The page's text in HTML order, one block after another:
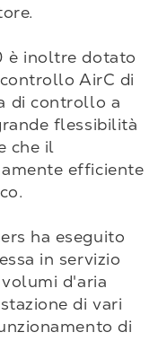
è inoltre dotato
AirC di
di controllo a
flessibilità
che il
efficiente
ha eseguito
in servizio
d'aria
di vari
di